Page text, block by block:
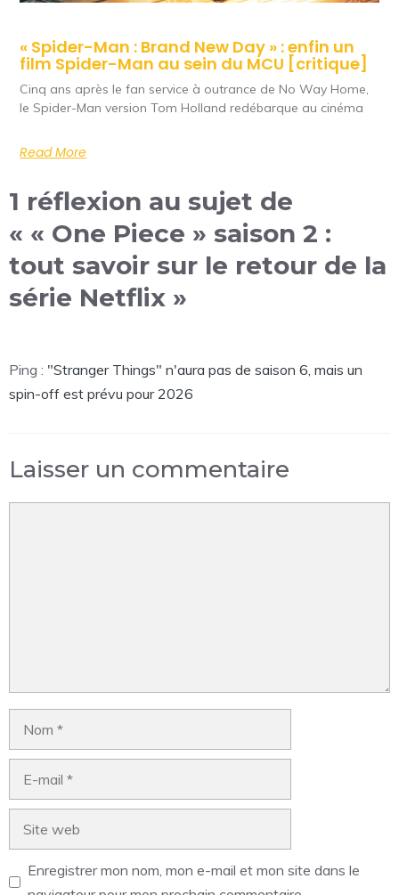
« Spider-Man : Brand New Day » : enfin un
film Spider-Man au sein du MCU [critique]
Cinq ans après le fan service à outrance de No Way Home,
le Spider-Man version Tom Holland redébarque au cinéma
Read More
1 réflexion au sujet de
« « One Piece » saison 2 :
tout savoir sur le retour de la
série Netflix »
Ping : "Stranger Things" n'aura pas de saison 6, mais un
spin-off est prévu pour 2026
Laisser un commentaire
Enregistrer mon nom, mon e-mail et mon site dans le